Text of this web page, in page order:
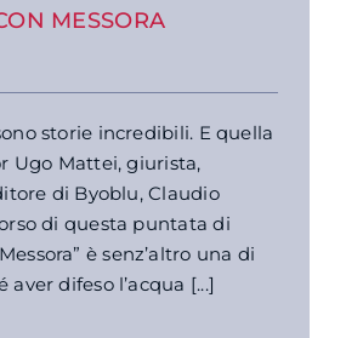
MESSORA
storie incredibili. E quella
Ugo Mattei, giurista,
di Byoblu, Claudio
di questa puntata di
è senz’altro una di
aver difeso l’acqua [...]